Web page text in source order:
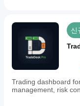
신
Trading dashboard
management, risk